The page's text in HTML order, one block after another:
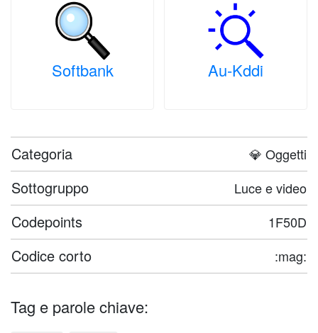
Softbank Au-Kddi
Categoria 💎 Oggetti
Sottogruppo Luce e video
Codepoints 1F50D
Codice corto :mag:
Tag e parole chiave: